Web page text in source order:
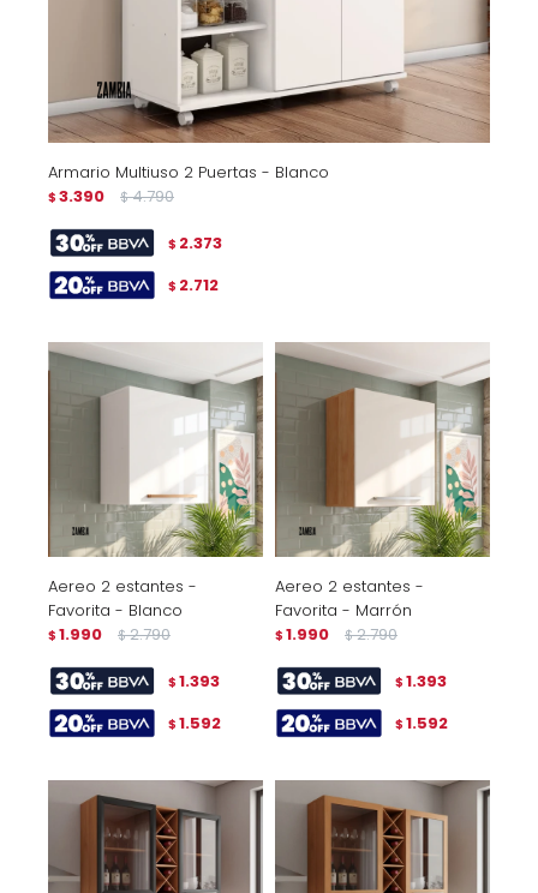
Armario Multiuso 2 Puertas - Blanco
$ 3.390 $ 4.790
$ 2.373
$ 2.712
Aereo 2 estantes -
Favorita - Blanco
$ 1.990 $ 2.790
$ 1.393
$ 1.592
Aereo 2 estantes -
Favorita - Marrón
$ 1.990 $ 2.790
$ 1.393
$ 1.592